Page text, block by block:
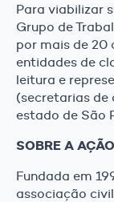
Para viabilizar
Grupo de
por mais de 20
entidades de
leitura e
(secretarias de
estado de São
SOBRE A
Fundada em
associação